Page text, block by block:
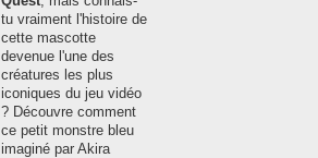
tu vraiment l'histoire de
cette mascotte
devenue l'une des
créatures les plus
iconiques du jeu vidéo
? Découvre comment
ce petit monstre bleu
imaginé par Akira